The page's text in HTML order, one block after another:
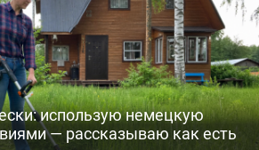
использую немецкую
— рассказываю как есть